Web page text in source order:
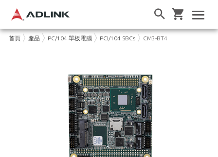
首頁 產品 PC/104 單板電腦 PCI/104 SBCs CM3-BT4